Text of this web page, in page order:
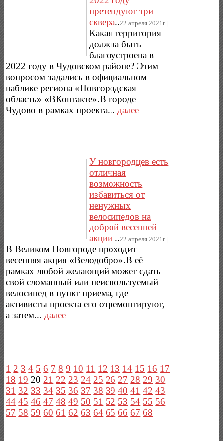
претендуют три
сквера..22.апреля.2021г..|.
Какая территория
должна быть
благоустроена в
2022 году в Чудовском районе? Этим
вопросом задались в официальном
паблике региона «Новгородская
область» «ВКонтакте».В городе
Чудово в рамках проекта... далее
У новгородцев есть
отличная
возможность
избавиться от
ненужных
велосипедов на
доброй весенней
акции ..22.апреля.2021г..|.
В Великом Новгороде проходит
весенняя акция «Велодобро».В её
рамках любой желающий может сдать
свой сломанный или неиспользуемый
велосипед в пункт приема, где
активисты проекта его отремонтируют,
а затем...далее
1 2 3 4 5 6 7 8 9 10 11 12 13 14 15 16 17
18 19 20 21 22 23 24 25 26 27 28 29 30
31 32 33 34 35 36 37 38 39 40 41 42 43
44 45 46 47 48 49 50 51 52 53 54 55 56
57 58 59 60 61 62 63 64 65 66 67 68